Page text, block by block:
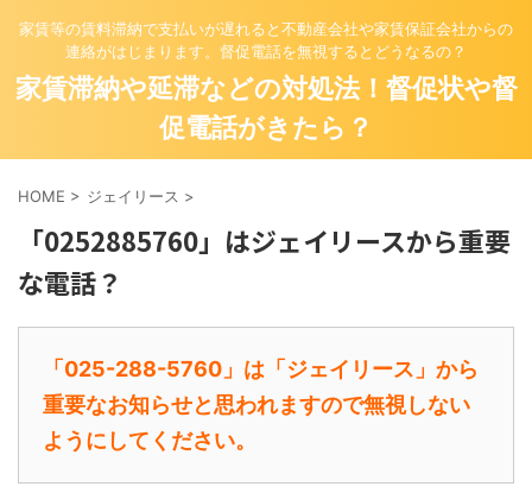
家賃等の賃料滞納で支払いが遅れると不動産会社や家賃保証会社からの
連絡がはじまります。督促電話を無視するとどうなるの？
家賃滞納や延滞などの対処法！督促状や督
促電話がきたら？
HOME > ジェイリース >
「0252885760」はジェイリースから重要
な電話？
「025-288-5760」は「ジェイリース」から
重要なお知らせと思われますので無視しない
ようにしてください。